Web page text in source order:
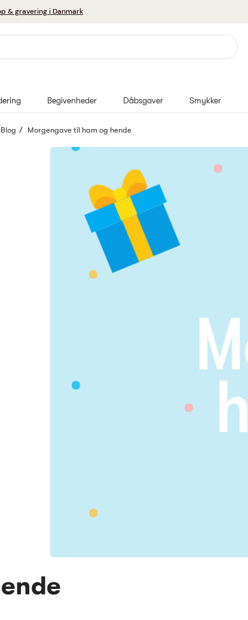
& gravering i Danmark
Begivenheder Dåbsgaver Smykker
Blog Morgengave til ham og hende